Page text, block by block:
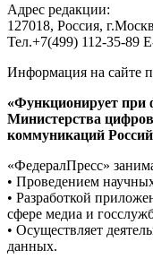
Адрес редакции:
127018, Россия,
Тел.+7(499) 112-35-89
Информация на сайте
«Функционирует при
Министерства
коммуникаций
«ФедералПресс»
• Проведением
• Разработкой
сфере медиа и
• Осуществляет
данных.